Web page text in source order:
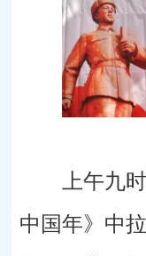
上午九
中国年》中